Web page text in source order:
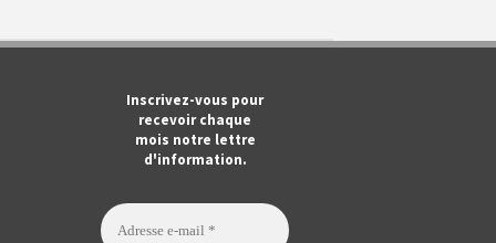
Inscrivez-vous pour
recevoir chaque
mois notre lettre
d'information.